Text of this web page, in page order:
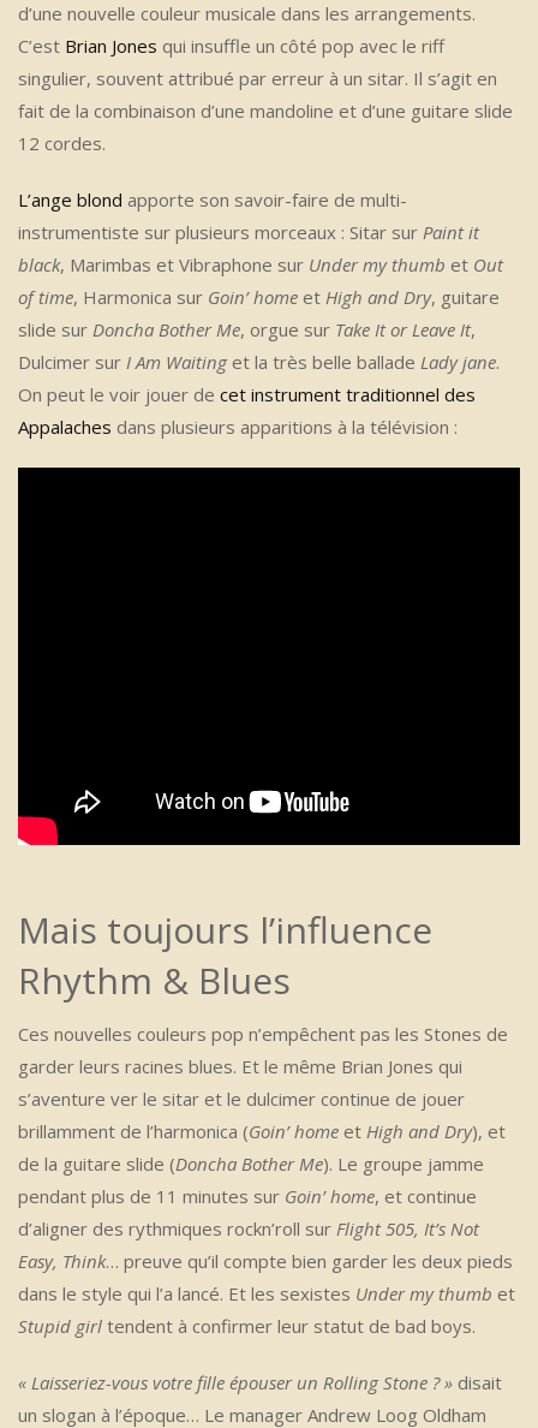
d’une nouvelle couleur musicale dans les arrangements.
C’est Brian Jones qui insuffle un côté pop avec le riff
singulier, souvent attribué par erreur à un sitar. Il s’agit en
fait de la combinaison d’une mandoline et d’une guitare slide
12 cordes.
L’ange blond apporte son savoir-faire de multi-
instrumentiste sur plusieurs morceaux : Sitar sur Paint it
black, Marimbas et Vibraphone sur Under my thumb et Out
of time, Harmonica sur Goin’ home et High and Dry, guitare
slide sur Doncha Bother Me, orgue sur Take It or Leave It,
Dulcimer sur I Am Waiting et la très belle ballade Lady jane.
On peut le voir jouer de cet instrument traditionnel des
Appalaches dans plusieurs apparitions à la télévision :
Mais toujours l’influence
Rhythm & Blues
Ces nouvelles couleurs pop n’empêchent pas les Stones de
garder leurs racines blues. Et le même Brian Jones qui
s’aventure ver le sitar et le dulcimer continue de jouer
brillamment de l’harmonica (Goin’ home et High and Dry), et
de la guitare slide (Doncha Bother Me). Le groupe jamme
pendant plus de 11 minutes sur Goin’ home, et continue
d’aligner des rythmiques rockn’roll sur Flight 505, It’s Not
Easy, Think… preuve qu’il compte bien garder les deux pieds
dans le style qui l’a lancé. Et les sexistes Under my thumb et
Stupid girl tendent à confirmer leur statut de bad boys.
« Laisseriez-vous votre fille épouser un Rolling Stone ? » disait
un slogan à l’époque… Le manager Andrew Loog Oldham